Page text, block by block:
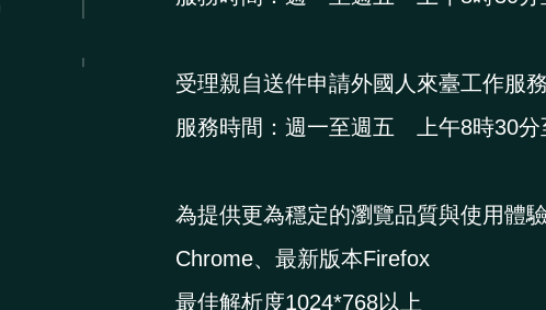
受理親自送件申請外國人來臺工作服
服務時間：週一至週五 上午8時30分
為提供更為穩定的瀏覽品質與使用體
Chrome、最新版本Firefox
最佳解析度1024*768以上